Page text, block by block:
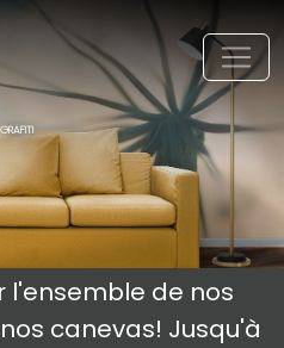
GRAFITI
l'ensemble de nos
canevas! Jusqu'à